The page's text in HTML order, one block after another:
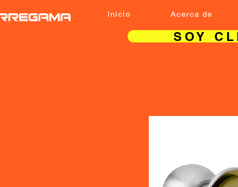
Inicio Acerca de
SOY